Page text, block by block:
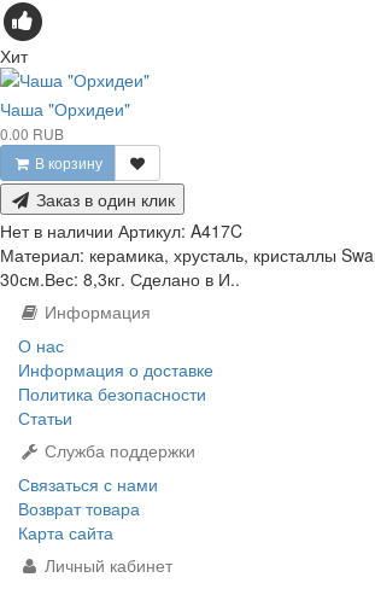
Хит
Чаша "Орхидеи"
0.00 RUB
В корзину
Заказ в один клик
Нет в наличии Артикул: A417C
Материал: керамика, хрусталь, кристаллы
30см.Вес: 8,3кг. Сделано в И..
Информация
О нас
Информация о доставке
Политика безопасности
Статьи
Служба поддержки
Связаться с нами
Возврат товара
Карта сайта
Личный кабинет